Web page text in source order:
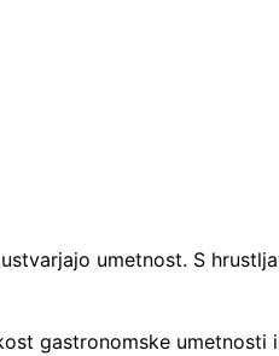
umetnost. S
gastronomske umetnosti